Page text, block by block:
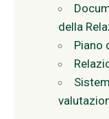
della
Piano